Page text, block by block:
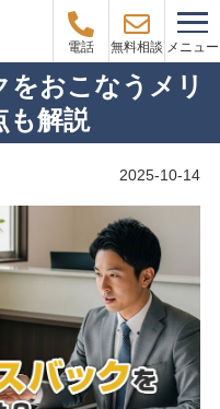
電話 無料相談 メニュー
をおこなうメリ
も解説
2025-10-14